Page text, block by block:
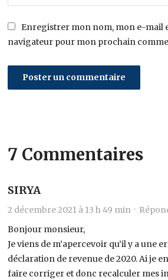
Enregistrer mon nom, mon e-mail
navigateur pour mon prochain
7 Commentaires
SIRYA
2 décembre 2021 à 13 h 49 min ·
Bonjour monsieur,
Je viens de m’apercevoir qu’il y a une
déclaration de revenue de 2020. Ai je
faire corriger et donc recalculer mes